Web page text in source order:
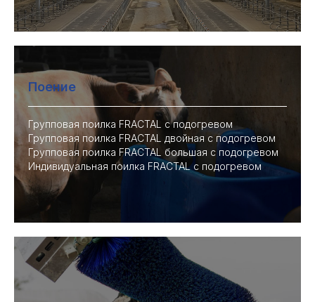
Поение
Групповая поилка FRACTAL с подогревом
Групповая поилка FRACTAL двойная с подогревом
Групповая поилка FRACTAL большая с подогревом
Индивидуальная поилка FRACTAL с подогревом